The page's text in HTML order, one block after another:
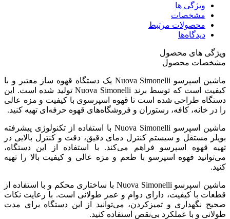
ویژگی ها
مشخصات
محصولات مرتبط
دیدگاه‌ها
ویژگی های محصول
مشخصات محصول
ماشین اسپرسو Nuova Simonelli یک دستگاه قهوه ساز معتبر و با
کیفیت است که توسط برند Nuova Simonelli تولید شده است. این
دستگاه طراحی شده است تا قهوه اسپرسوی با کیفیت و مزه عالی
را در خانه، کافه، رستوران و فروشگاه‌های قهوه حرفه‌ای تهیه کنید.
ماشین اسپرسو Nuova Simonelli با استفاده از تکنولوژی پیشرفته
بویلر مستقل و سیستم کنترل دمای دقیق، دقت و کنترل بالایی در
تهیه قهوه اسپرسو فراهم می‌کند. با استفاده از این دستگاه،
می‌توانید قهوه اسپرسو با طعم و مزه عالی و کیفیت بالا را تهیه
کنید.
ماشین اسپرسو Nuova Simonelli با ساختاری محکم و با استفاده از
قطعات با کیفیت، دارای دوام و عمر طولانی است. با رعایت نکات
صحیح نگهداری و تمیزکردن، می‌توانید از این دستگاه برای مدت
طولانی و با عملکرد بی‌نقص استفاده کنید.